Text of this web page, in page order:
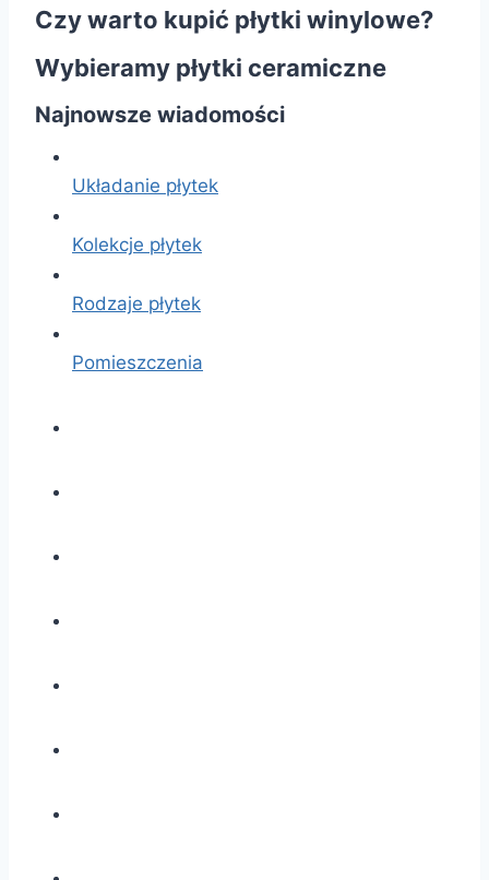
Czy warto kupić płytki winylowe?
Wybieramy płytki ceramiczne
Najnowsze wiadomości
Układanie płytek
Kolekcje płytek
Rodzaje płytek
Pomieszczenia